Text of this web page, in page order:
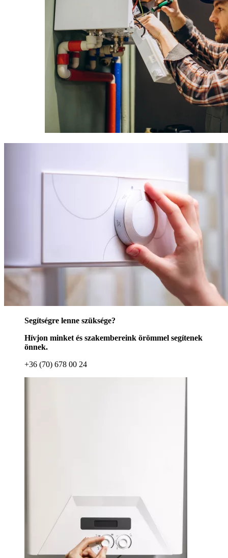
Segítségre lenne szüksége?
Hívjon minket és szakembereink örömmel segítenek
önnek.
+36 (70) 678 00 24